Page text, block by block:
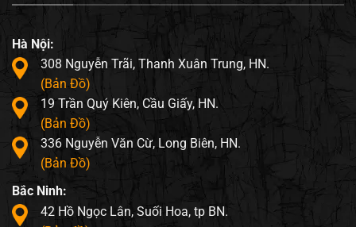
Hà Nội:
308 Nguyễn Trãi, Thanh Xuân Trung, HN.
(Bản Đồ)
19 Trần Quý Kiên, Cầu Giấy, HN.
(Bản Đồ)
336 Nguyễn Văn Cừ, Long Biên, HN.
(Bản Đồ)
Bắc Ninh:
42 Hồ Ngọc Lân, Suối Hoa, tp BN.